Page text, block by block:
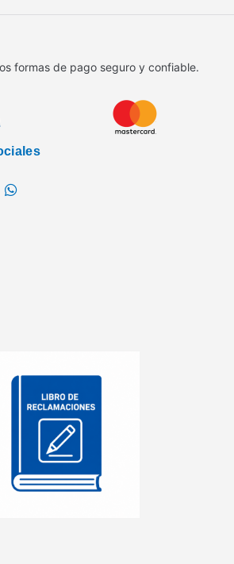
formas de pago seguro y confiable.